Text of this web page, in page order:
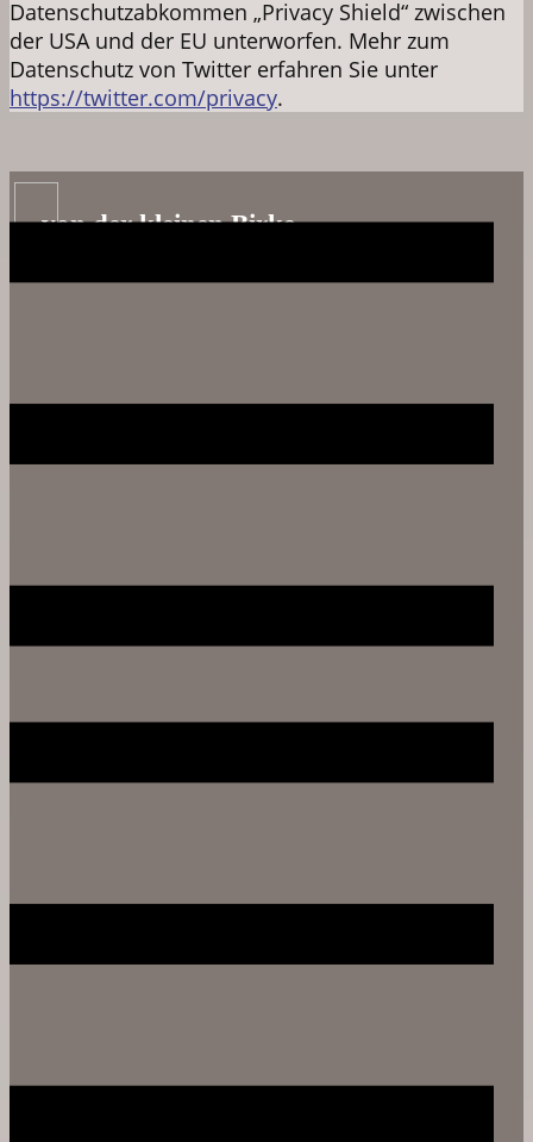
Datenschutzabkommen „Privacy Shield“ zwischen
der USA und der EU unterworfen. Mehr zum
Datenschutz von Twitter erfahren Sie unter
https://twitter.com/privacy.
von der kleinen Birke